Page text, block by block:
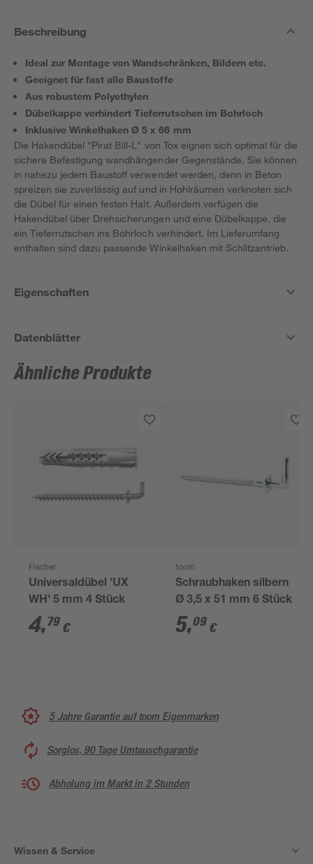
Beschreibung
Ideal zur Montage von Wandschränken, Bildern etc.
Geeignet für fast alle Baustoffe
Aus robustem Polyethylen
Dübelkappe verhindert Tieferrutschen im Bohrloch
Inklusive Winkelhaken Ø 5 x 66 mm
Die Hakendübel "Pirat Bill-L" von Tox eignen sich optimal für die
sichere Befestigung wandhängender Gegenstände. Sie können
in nahezu jedem Baustoff verwendet werden, denn in Beton
spreizen sie zuverlässig auf und in Hohlräumen verknoten sich
die Dübel für einen festen Halt. Außerdem verfügen die
Hakendübel über Drehsicherungen und eine Dübelkappe, die
ein Tieferrutschen ins Bohrloch verhindert. Im Lieferumfang
enthalten sind dazu passende Winkelhaken mit Schlitzantrieb.
Eigenschaften
Datenblätter
Ähnliche Produkte
Fischer
Universaldübel 'UX
WH' 5 mm 4 Stück
4,79 €
toom
Schraubhaken silbern
Ø 3,5 x 51 mm 6 Stück
5,09 €
5 Jahre Garantie auf toom Eigenmarken
Sorglos, 90 Tage Umtauschgarantie
Abholung im Markt in 2 Stunden
Wissen & Service